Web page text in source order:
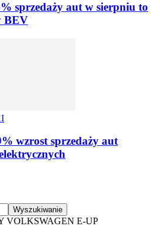
sprzedaży aut w sierpniu to
BEV
wzrost sprzedaży aut
VOLKSWAGEN E-UP